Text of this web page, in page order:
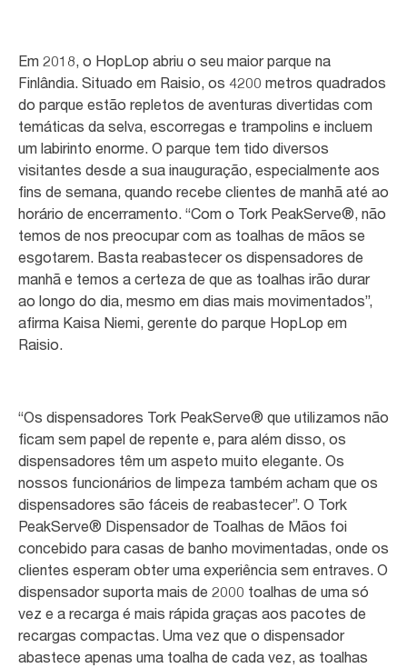
Em 2018, o HopLop abriu o seu maior parque na
Finlândia. Situado em Raisio, os 4200 metros quadrados
do parque estão repletos de aventuras divertidas com
temáticas da selva, escorregas e trampolins e incluem
um labirinto enorme. O parque tem tido diversos
visitantes desde a sua inauguração, especialmente aos
fins de semana, quando recebe clientes de manhã até ao
horário de encerramento. “Com o Tork PeakServe®, não
temos de nos preocupar com as toalhas de mãos se
esgotarem. Basta reabastecer os dispensadores de
manhã e temos a certeza de que as toalhas irão durar
ao longo do dia, mesmo em dias mais movimentados”,
afirma Kaisa Niemi, gerente do parque HopLop em
Raisio.
“Os dispensadores Tork PeakServe® que utilizamos não
ficam sem papel de repente e, para além disso, os
dispensadores têm um aspeto muito elegante. Os
nossos funcionários de limpeza também acham que os
dispensadores são fáceis de reabastecer”. O Tork
PeakServe® Dispensador de Toalhas de Mãos foi
concebido para casas de banho movimentadas, onde os
clientes esperam obter uma experiência sem entraves. O
dispensador suporta mais de 2000 toalhas de uma só
vez e a recarga é mais rápida graças aos pacotes de
recargas compactas. Uma vez que o dispensador
abastece apenas uma toalha de cada vez, as toalhas